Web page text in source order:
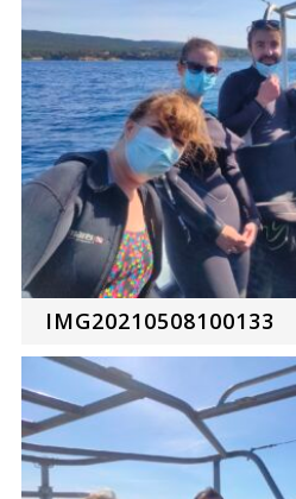
IMG20210508100133